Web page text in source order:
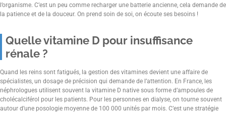
l’organisme. C’est un peu comme recharger une batterie ancienne, cela demande de
la patience et de la douceur. On prend soin de soi, on écoute ses besoins !
Quelle vitamine D pour insuffisance
rénale ?
Quand les reins sont fatigués, la gestion des vitamines devient une affaire de
spécialistes, un dosage de précision qui demande de l’attention. En France, les
néphrologues utilisent souvent la vitamine D native sous forme d’ampoules de
cholécalciférol pour les patients. Pour les personnes en dialyse, on tourne souvent
autour d’une posologie moyenne de 100 000 unités par mois. C’est une stratégie